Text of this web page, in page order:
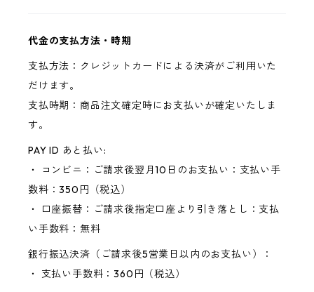
代金の支払方法・時期
支払方法：クレジットカードによる決済がご利用いた
だけます。
支払時期：商品注文確定時にお支払いが確定いたしま
す。
PAY ID あと払い:
・ コンビニ：ご請求後翌月10日のお支払い：支払い手
数料：350円（税込）
・ 口座振替：ご請求後指定口座より引き落とし：支払
い手数料：無料
銀行振込決済（ご請求後5営業日以内のお支払い）：
・ 支払い手数料：360円（税込）